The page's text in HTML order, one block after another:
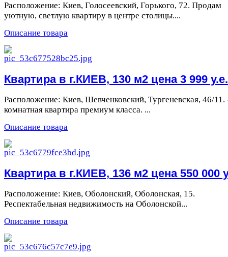
Расположение: Киев, Голосеевский, Горького, 72. Продам
уютную, светлую квартиру в центре столицы....
Описание товара
Квартира в г.КИЕВ, 130 м2 цена 3 999 у.е.
Расположение: Киев, Шевченковский, Тургеневская, 46/11.
комнатная квартира премиум класса. ...
Описание товара
Квартира в г.КИЕВ, 136 м2 цена 550 000
Расположение: Киев, Оболонский, Оболонская, 15.
Респектабельная недвижимость на Оболонской...
Описание товара